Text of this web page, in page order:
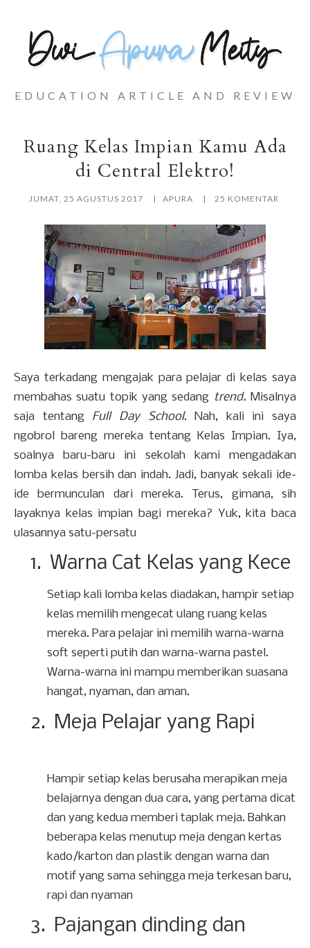
EDUCATION ARTICLE AND REVIEW
Ruang Kelas Impian Kamu Ada
di Central Elektro!
JUMAT, 25 AGUSTUS 2017 APURA 25 KOMENTAR
Saya terkadang mengajak para pelajar di kelas saya
membahas suatu topik yang sedang trend. Misalnya
saja tentang Full Day School. Nah, kali ini saya
ngobrol bareng mereka tentang Kelas Impian. Iya,
soalnya baru-baru ini sekolah kami mengadakan
lomba kelas bersih dan indah. Jadi, banyak sekali ide-
ide bermunculan dari mereka. Terus, gimana, sih
layaknya kelas impian bagi mereka? Yuk, kita baca
ulasannya satu-persatu
1. Warna Cat Kelas yang Kece
Setiap kali lomba kelas diadakan, hampir setiap
kelas memilih mengecat ulang ruang kelas
mereka. Para pelajar ini memilih warna-warna
soft seperti putih dan warna-warna pastel.
Warna-warna ini mampu memberikan suasana
hangat, nyaman, dan aman.
2. Meja Pelajar yang Rapi
Hampir setiap kelas berusaha merapikan meja
belajarnya dengan dua cara, yang pertama dicat
dan yang kedua memberi taplak meja. Bahkan
beberapa kelas menutup meja dengan kertas
kado/karton dan plastik dengan warna dan
motif yang sama sehingga meja terkesan baru,
rapi dan nyaman
3. Pajangan dinding dan